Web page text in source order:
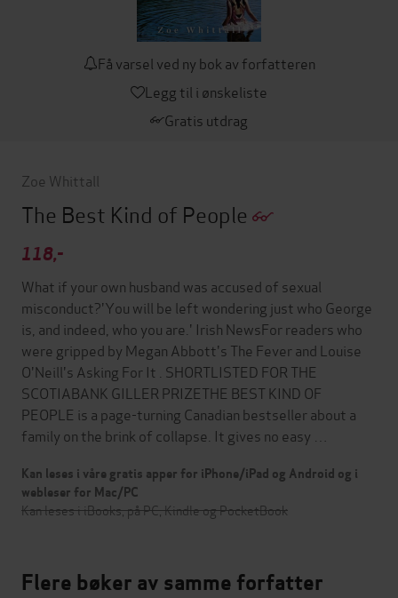
Få varsel ved ny bok av forfatteren
Legg til i ønskeliste
Gratis utdrag
Zoe Whittall
The Best Kind of People
118,-
What if your own husband was accused of sexual
misconduct?'You will be left wondering just who George
is, and indeed, who you are.' Irish NewsFor readers who
were gripped by Megan Abbott's The Fever and Louise
O'Neill's Asking For It . SHORTLISTED FOR THE
SCOTIABANK GILLER PRIZETHE BEST KIND OF
PEOPLE is a page-turning Canadian bestseller about a
family on the brink of collapse. It gives no easy …
Kan leses i våre gratis apper for iPhone/iPad og Android og i
webleser for Mac/PC
Kan leses i iBooks, på PC, Kindle og PocketBook
Flere bøker av samme forfatter